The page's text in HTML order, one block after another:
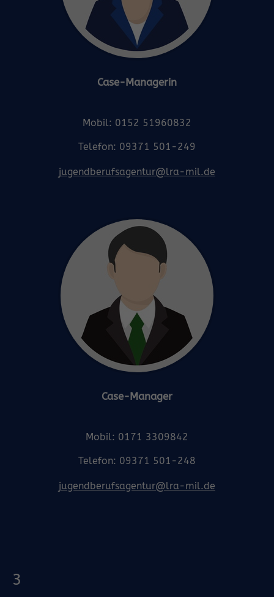
Case-Managerin
Mobil: 0152 51960832
Telefon: 09371 501-249
jugendberufsagentur@lra-mil.de
Case-Manager
Mobil: 0171 3309842
Telefon: 09371 501-248
jugendberufsagentur@lra-mil.de
3